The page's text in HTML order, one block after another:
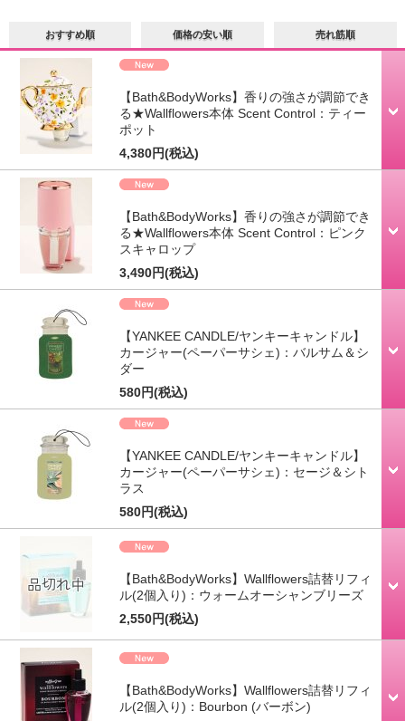
おすすめ順 価格の安い順 売れ筋順
【Bath&BodyWorks】香りの強さが調節でき
る★Wallflowers本体 Scent Control：ティー
ポット
4,380円(税込)
【Bath&BodyWorks】香りの強さが調節でき
る★Wallflowers本体 Scent Control：ピンク
スキャロップ
3,490円(税込)
【YANKEE CANDLE/ヤンキーキャンドル】
カージャー(ペーパーサシェ)：バルサム＆シ
ダー
580円(税込)
【YANKEE CANDLE/ヤンキーキャンドル】
カージャー(ペーパーサシェ)：セージ＆シト
ラス
580円(税込)
【Bath&BodyWorks】Wallflowers詰替リフィ
ル(2個入り)：ウォームオーシャンブリーズ
2,550円(税込)
【Bath&BodyWorks】Wallflowers詰替リフィ
ル(2個入り)：Bourbon (バーボン)